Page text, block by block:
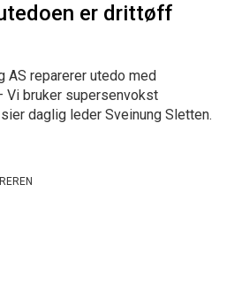
er drittøff
AS reparerer utedo med
Vi bruker supersenvokst
daglig leder Sveinung Sletten.